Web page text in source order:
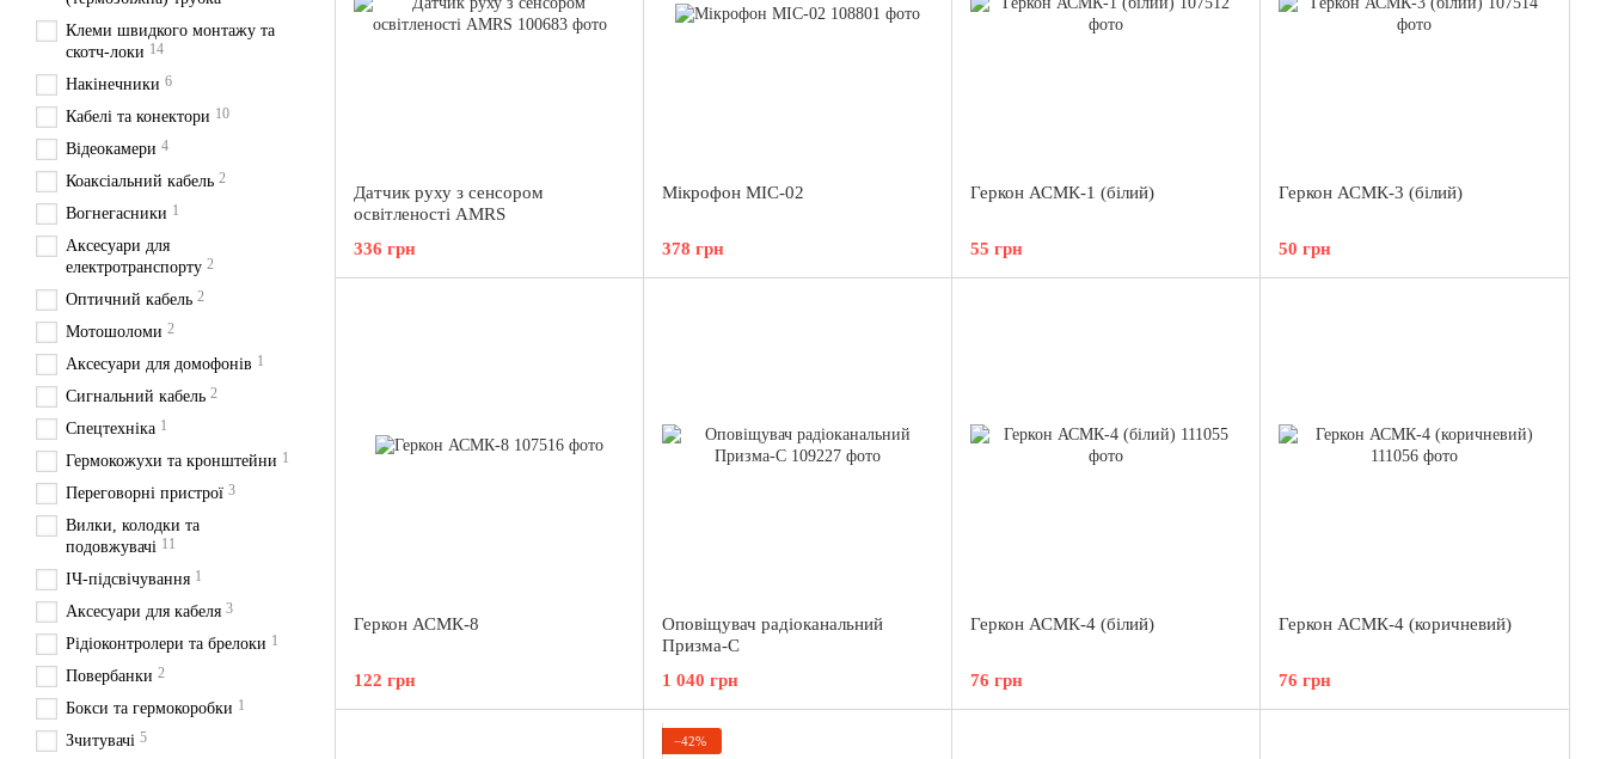
Датчик руху з сенсором
освітленості AMRS
336 грн
Мікрофон MIC-02
378 грн
Геркон АСМК-1 (білий)
55 грн
Геркон АСМК-3 (білий)
50 грн
Геркон АСМК-8
122 грн
Оповіщувач радіоканальний
Призма-С
1 040 грн
Геркон АСМК-4 (білий)
76 грн
Геркон АСМК-4 (коричневий)
76 грн
−42%
Клеми швидкого монтажу та
скотч-локи 14
Накінечники 6
Кабелі та конектори 10
Відеокамери 4
Коаксіальний кабель 2
Вогнегасники 1
Аксесуари для
електротранспорту 2
Оптичний кабель 2
Мотошоломи 2
Аксесуари для домофонів 1
Сигнальний кабель 2
Спецтехніка 1
Гермокожухи та кронштейни 1
Переговорні пристрої 3
Вилки, колодки та
подовжувачі 11
ІЧ-підсвічування 1
Аксесуари для кабеля 3
Рідіоконтролери та брелоки 1
Повербанки 2
Бокси та гермокоробки 1
Зчитувачі 5